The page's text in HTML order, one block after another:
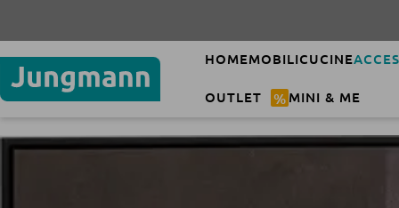
HOMEMOBILICUCINE
OUTLET % MINI & ME